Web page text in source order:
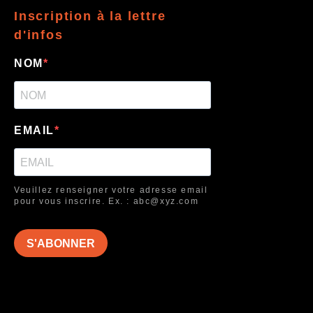
Inscription à la lettre
d'infos
NOM
EMAIL
Veuillez renseigner votre adresse email
pour vous inscrire. Ex. : abc@xyz.com
S'ABONNER